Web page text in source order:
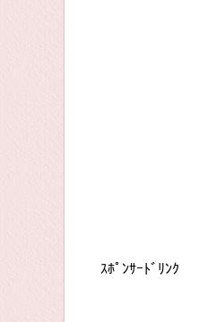
ｽﾎﾟﾝｻｰﾄﾞﾘﾝｸ